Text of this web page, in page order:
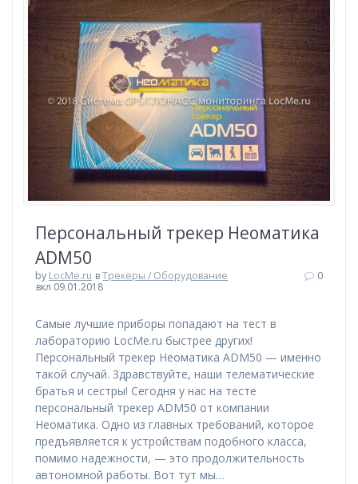
Персональный трекер Неоматика
ADM50
by LocMe.ru вТрекеры / Оборудование
вкл 09.01.2018
0
Самые лучшие приборы попадают на тест в
лабораторию LocMe.ru быстрее других!
Персональный трекер Неоматика ADM50 — именно
такой случай. Здравствуйте, наши телематические
братья и сестры! Сегодня у нас на тесте
персональный трекер ADM50 от компании
Неоматика. Одно из главных требований, которое
предъявляется к устройствам подобного класса,
помимо надежности, — это продолжительность
автономной работы. Вот тут мы…